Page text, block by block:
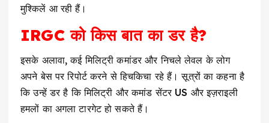
मुश्किलें आ रही हैं।
IRGC को किस बात का डर है?
इसके अलावा, कई मिलिट्री कमांडर और निचले लेवल के लोग
अपने बेस पर रिपोर्ट करने से हिचकिचा रहे हैं। सूत्रों का कहना है
कि उन्हें डर है कि मिलिट्री और कमांड सेंटर US और इज़राइली
हमलों का अगला टारगेट हो सकते हैं।